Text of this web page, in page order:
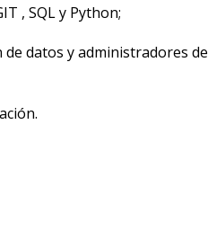
, SQL y Python;
datos y administradores